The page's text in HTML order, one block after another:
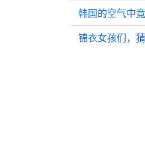
韩国的空气中